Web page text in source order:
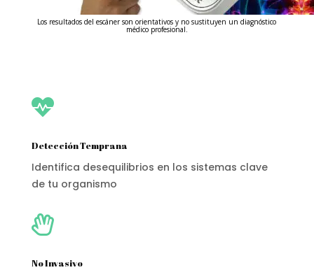
Los resultados del escáner son orientativos y no sustituyen un diagnóstico
médico profesional.

Detección Temprana
Identifica desequilibrios en los sistemas clave
de tu organismo

No Invasivo